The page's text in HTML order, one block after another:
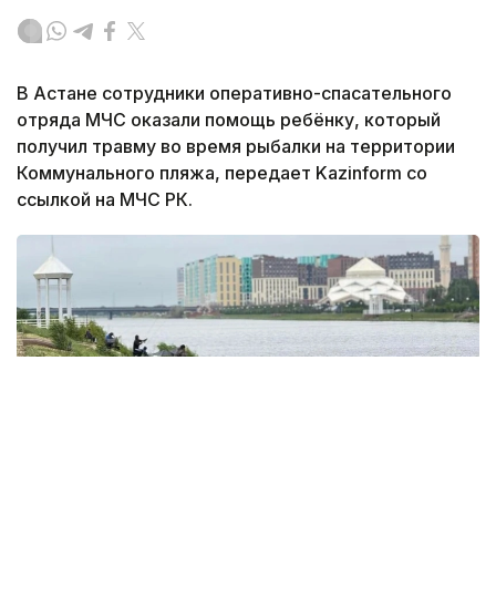
В Астане сотрудники оперативно-спасательного
отряда МЧС оказали помощь ребёнку, который
получил травму во время рыбалки на территории
Коммунального пляжа, передает Kazinform со
ссылкой на МЧС РК.